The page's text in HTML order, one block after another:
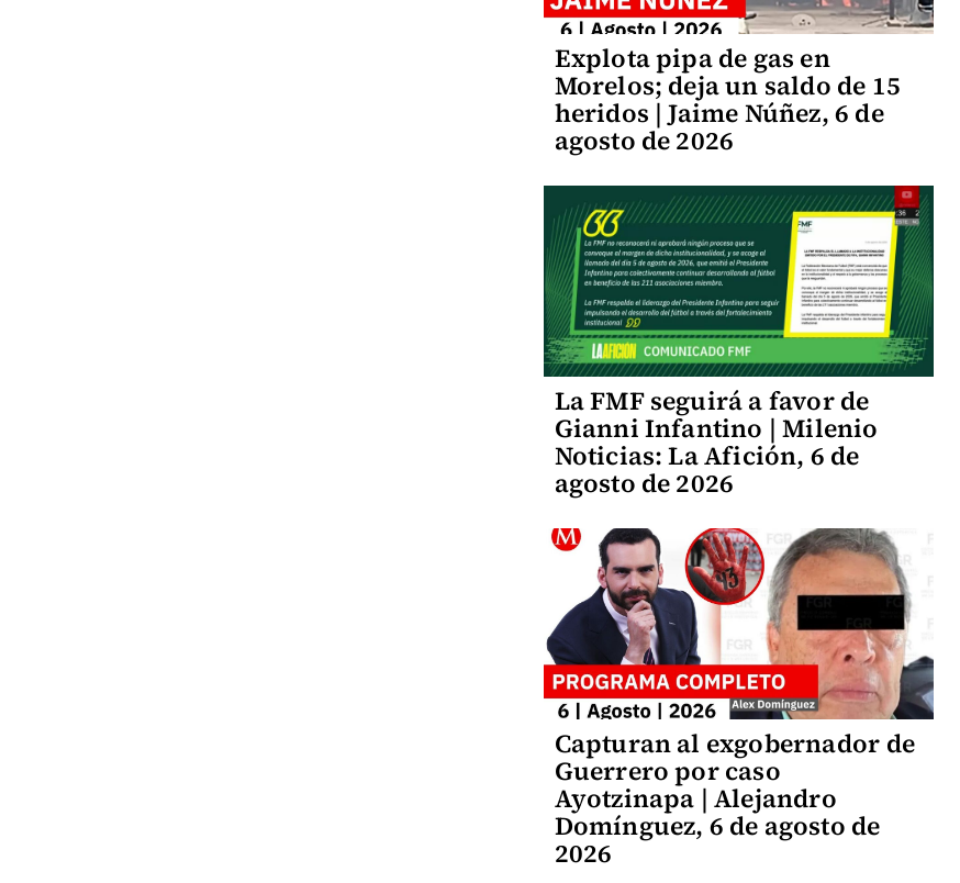
Explota pipa de gas en
Morelos; deja un saldo de 15
heridos | Jaime Núñez, 6 de
agosto de 2026
La FMF seguirá a favor de
Gianni Infantino | Milenio
Noticias: La Afición, 6 de
agosto de 2026
Capturan al exgobernador de
Guerrero por caso
Ayotzinapa | Alejandro
Domínguez, 6 de agosto de
2026